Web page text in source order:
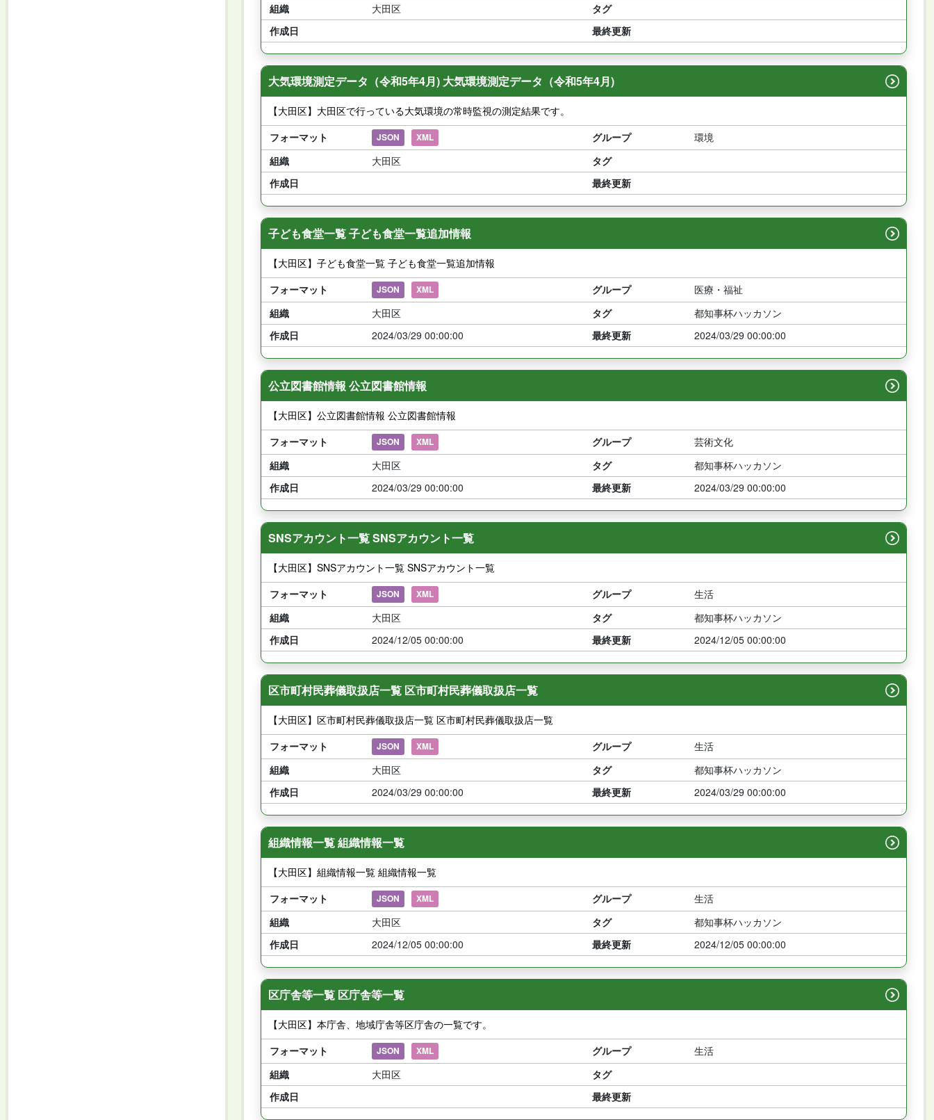
組織
大田区
タグ
作成日
最終更新
大気環境測定データ（令和5年4月) 大気環境測定データ（令和5年4月)
【大田区】大田区で行っている大気環境の常時監視の測定結果です。
フォーマット
JSON XML グループ
環境
組織
大田区
タグ
作成日
最終更新
子ども食堂一覧 子ども食堂一覧追加情報
【大田区】子ども食堂一覧 子ども食堂一覧追加情報
フォーマット
JSON XML グループ
医療・福祉
組織
大田区 タグ
都知事杯ハッカソン
作成日
2024/03/29 00:00:00 最終更新 2024/03/29 00:00:00
公立図書館情報 公立図書館情報
【大田区】公立図書館情報 公立図書館情報
フォーマット
JSON XML グループ
芸術文化
組織
大田区 タグ
都知事杯ハッカソン
作成日
2024/03/29 00:00:00 最終更新 2024/03/29 00:00:00
SNSアカウント一覧 SNSアカウント一覧
【大田区】SNSアカウント一覧 SNSアカウント一覧
フォーマット
JSON XML グループ
生活
組織
大田区 タグ
都知事杯ハッカソン
作成日
2024/12/05 00:00:00 最終更新 2024/12/05 00:00:00
区市町村民葬儀取扱店一覧 区市町村民葬儀取扱店一覧
【大田区】区市町村民葬儀取扱店一覧 区市町村民葬儀取扱店一覧
フォーマット
JSON XML グループ
生活
組織
大田区 タグ
都知事杯ハッカソン
作成日
2024/03/29 00:00:00 最終更新 2024/03/29 00:00:00
組織情報一覧 組織情報一覧
【大田区】組織情報一覧 組織情報一覧
フォーマット
JSON XML グループ
生活
組織
大田区 タグ
都知事杯ハッカソン
作成日
2024/12/05 00:00:00 最終更新 2024/12/05 00:00:00
区庁舎等一覧 区庁舎等一覧
【大田区】本庁舎、地域庁舎等区庁舎の一覧です。
フォーマット
JSON XML グループ
生活
組織
大田区
タグ
作成日
最終更新